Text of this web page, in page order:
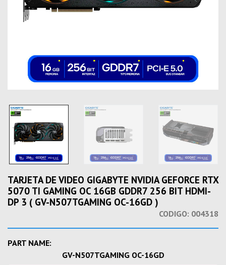
TARJETA DE VIDEO GIGABYTE NVIDIA GEFORCE RTX
5070 TI GAMING OC 16GB GDDR7 256 BIT HDMI-
DP 3 ( GV-N507TGAMING OC-16GD )
CODIGO: 004318
PART NAME:
GV-N507TGAMING OC-16GD